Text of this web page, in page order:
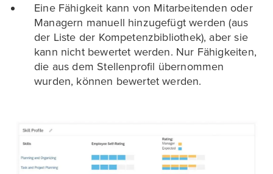
Eine Fähigkeit kann von Mitarbeitenden oder
Managern manuell hinzugefügt werden (aus
der Liste der Kompetenzbibliothek), aber sie
kann nicht bewertet werden. Nur Fähigkeiten,
die aus dem Stellenprofil übernommen
wurden, können bewertet werden.